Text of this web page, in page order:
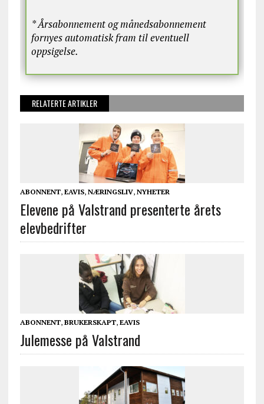
* Årsabonnement og månedsabonnement
fornyes automatisk fram til eventuell
oppsigelse.
RELATERTE ARTIKLER
ABONNENT, EAVIS, NÆRINGSLIV, NYHETER
Elevene på Valstrand presenterte årets
elevbedrifter
ABONNENT, BRUKERSKAPT, EAVIS
Julemesse på Valstrand